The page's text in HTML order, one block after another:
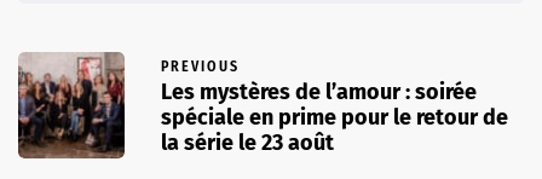
PREVIOUS
Les mystères de l’amour : soirée
spéciale en prime pour le retour de
la série le 23 août